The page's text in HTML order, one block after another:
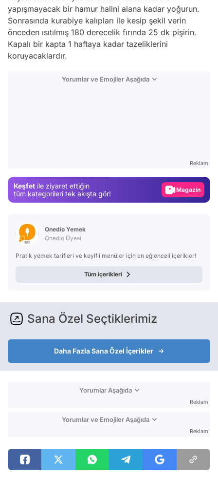
yapışmayacak bir hamur halini alana kadar yoğurun.
Sonrasında kurabiye kalıpları ile kesip şekil verin
önceden ısıtılmış 180 derecelik fırında 25 dk pişirin.
Kapalı bir kapta 1 haftaya kadar tazeliklerini
koruyacaklardır.
Yorumlar ve Emojiler Aşağıda
Reklam
Keşfet ile ziyaret ettiğin
tüm kategorileri tek akışta gör!
Video
Onedio Yemek
Onedio Üyesi
Pratik yemek tarifleri ve keyifli menüler için en eğlenceli içerikler!
Tüm içerikleri
Sana Özel Seçtiklerimiz
Daha Fazla Sana Özel İçerikler
Yorumlar Aşağıda
Reklam
Yorumlar ve Emojiler Aşağıda
Reklam